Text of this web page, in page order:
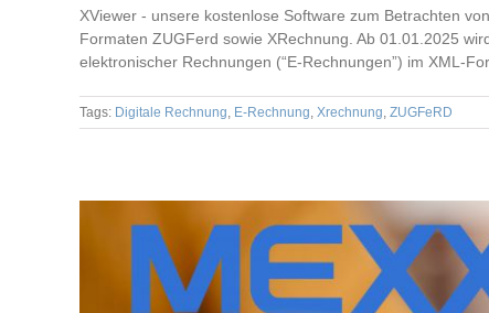
XViewer - unsere kostenlose Software zum Betrachten
Formaten ZUGFerd sowie XRechnung. Ab 01.01.2025
elektronischer Rechnungen (“E-Rechnungen”) im XML-
Tags: Digitale Rechnung, E-Rechnung, Xrechnung, ZUGFeRD